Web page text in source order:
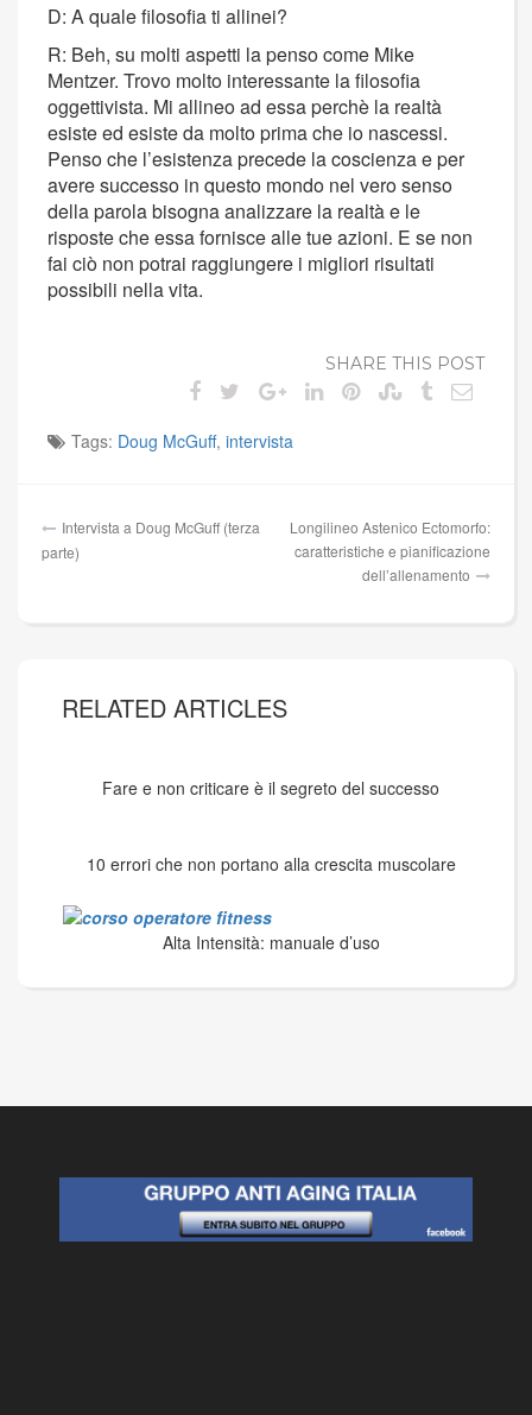
D: A quale filosofia ti allinei?
R: Beh, su molti aspetti la penso come Mike
Mentzer. Trovo molto interessante la filosofia
oggettivista. Mi allineo ad essa perchè la realtà
esiste ed esiste da molto prima che io nascessi.
Penso che l’esistenza precede la coscienza e per
avere successo in questo mondo nel vero senso
della parola bisogna analizzare la realtà e le
risposte che essa fornisce alle tue azioni. E se non
fai ciò non potrai raggiungere i migliori risultati
possibili nella vita.
SHARE THIS POST
Tags: Doug McGuff, intervista
Navigazione
articoli
Intervista a Doug McGuff (terza
parte)
Longilineo Astenico Ectomorfo:
caratteristiche e pianificazione
dell’allenamento
RELATED ARTICLES
Fare e non criticare è il segreto del successo
10 errori che non portano alla crescita muscolare
Alta Intensità: manuale d’uso